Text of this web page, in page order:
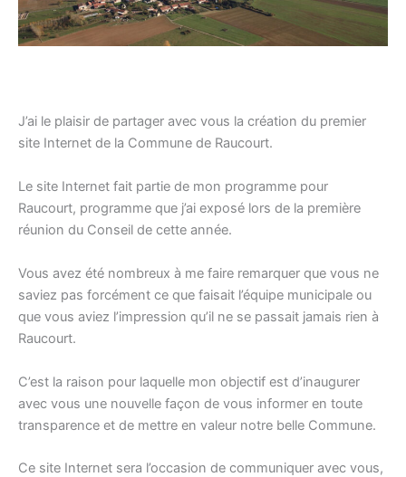
J’ai le plaisir de partager avec vous la création du premier
site Internet de la Commune de Raucourt.
Le site Internet fait partie de mon programme pour
Raucourt, programme que j’ai exposé lors de la première
réunion du Conseil de cette année.
Vous avez été nombreux à me faire remarquer que vous ne
saviez pas forcément ce que faisait l’équipe municipale ou
que vous aviez l’impression qu’il ne se passait jamais rien à
Raucourt.
C’est la raison pour laquelle mon objectif est d’inaugurer
avec vous une nouvelle façon de vous informer en toute
transparence et de mettre en valeur notre belle Commune.
Ce site Internet sera l’occasion de communiquer avec vous,